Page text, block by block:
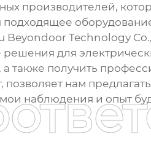
производителей,
подходящее
Beyondoor Technology
для
а также получить
позволяет нам
наблюдения и опыт